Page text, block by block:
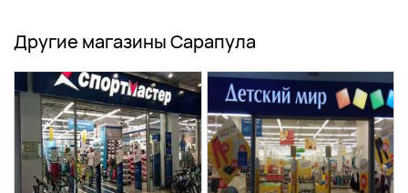
Другие магазины Сарапула